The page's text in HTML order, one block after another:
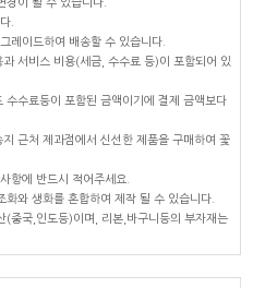
이 될 수 있습니다.
.
레이드하여 배송할 수 있습니다.
서비스 비용(세금, 수수료 등)이 포함되어 있
수료등이 포함된 금액이기에 결제 금액보다
근처 제과점에서 신선한 제품을 구매하여 꽃
항에 반드시 적어주세요.
와 생화를 혼합하여 제작 될 수 있습니다.
중국,인도등)이며, 리본,바구니등의 부자재는